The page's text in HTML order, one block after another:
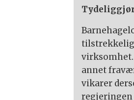
tilstrekkelig
virksomhet.
annet
vikarer
regjeringen